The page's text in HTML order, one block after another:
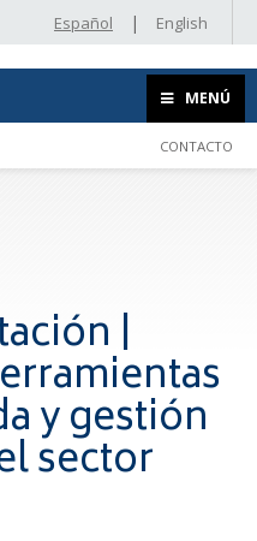
Español | English
MENÚ
CONTACTO
|
y gestión
sector